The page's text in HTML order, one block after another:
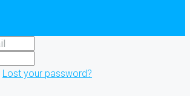
Lost your password?